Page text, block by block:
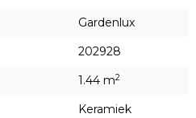
Gardenlux
202928
1.44 m2
Keramiek